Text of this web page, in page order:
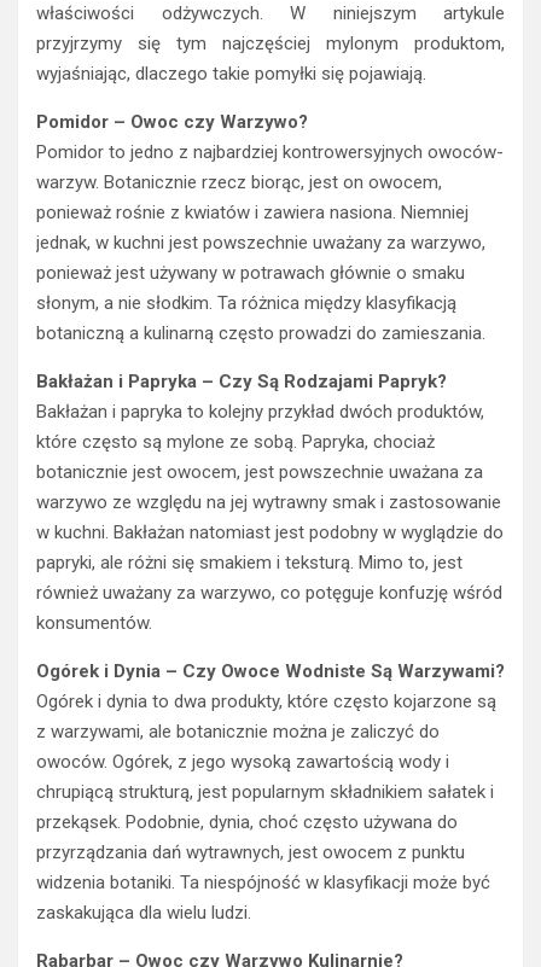
właściwości odżywczych. W niniejszym artykule
przyjrzymy się tym najczęściej mylonym produktom,
wyjaśniając, dlaczego takie pomyłki się pojawiają.
Pomidor – Owoc czy Warzywo?
Pomidor to jedno z najbardziej kontrowersyjnych owoców-
warzyw. Botanicznie rzecz biorąc, jest on owocem,
ponieważ rośnie z kwiatów i zawiera nasiona. Niemniej
jednak, w kuchni jest powszechnie uważany za warzywo,
ponieważ jest używany w potrawach głównie o smaku
słonym, a nie słodkim. Ta różnica między klasyfikacją
botaniczną a kulinarną często prowadzi do zamieszania.
Bakłażan i Papryka – Czy Są Rodzajami Papryk?
Bakłażan i papryka to kolejny przykład dwóch produktów,
które często są mylone ze sobą. Papryka, chociaż
botanicznie jest owocem, jest powszechnie uważana za
warzywo ze względu na jej wytrawny smak i zastosowanie
w kuchni. Bakłażan natomiast jest podobny w wyglądzie do
papryki, ale różni się smakiem i teksturą. Mimo to, jest
również uważany za warzywo, co potęguje konfuzję wśród
konsumentów.
Ogórek i Dynia – Czy Owoce Wodniste Są Warzywami?
Ogórek i dynia to dwa produkty, które często kojarzone są
z warzywami, ale botanicznie można je zaliczyć do
owoców. Ogórek, z jego wysoką zawartością wody i
chrupiącą strukturą, jest popularnym składnikiem sałatek i
przekąsek. Podobnie, dynia, choć często używana do
przyrządzania dań wytrawnych, jest owocem z punktu
widzenia botaniki. Ta niespójność w klasyfikacji może być
zaskakująca dla wielu ludzi.
Rabarbar – Owoc czy Warzywo Kulinarnie?